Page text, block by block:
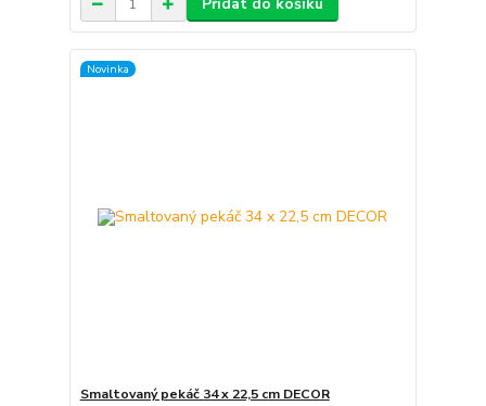
Novinka
Smaltovaný pekáč 34 x 22,5 cm DECOR